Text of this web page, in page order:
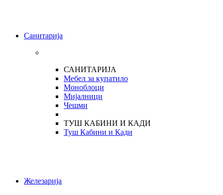
Санитарија
САНИТАРИЈА
Мебел за купатило
Моноблоци
Мијалници
Чешми
ТУШ КАБИНИ И КАДИ
Туш Кабини и Кади
Железарија